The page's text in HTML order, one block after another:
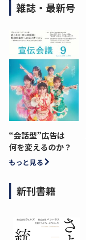
雑誌・最新号
“会話型”広告は
何を変えるのか？
もっと見る
新刊書籍